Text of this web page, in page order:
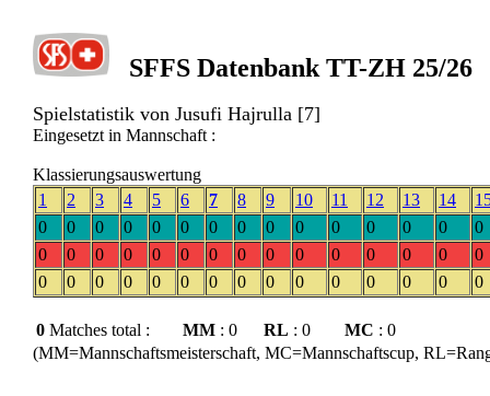
SFFS Datenbank TT-ZH 25/26
Spielstatistik von Jusufi Hajrulla [7]
Eingesetzt in Mannschaft :
Klassierungsauswertung
1
2 3 4 5 6 7 8 9 10 11 12 13 14
0
0 0 0 0 0 0 0 0 0 0 0 0 0
0
0
0 0 0 0 0 0 0 0 0 0 0 0 0
0
0
0 0 0 0 0 0 0 0 0 0 0 0 0 0
0 Matches total : MM : 0 RL : 0 MC : 0
(MM=Mannschaftsmeisterschaft, MC=Mannschaftscup,